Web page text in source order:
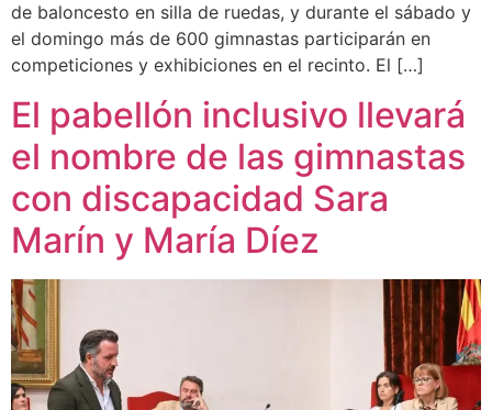
de baloncesto en silla de ruedas, y durante el sábado y
el domingo más de 600 gimnastas participarán en
competiciones y exhibiciones en el recinto. El […]
El pabellón inclusivo llevará
el nombre de las gimnastas
con discapacidad Sara
Marín y María Díez